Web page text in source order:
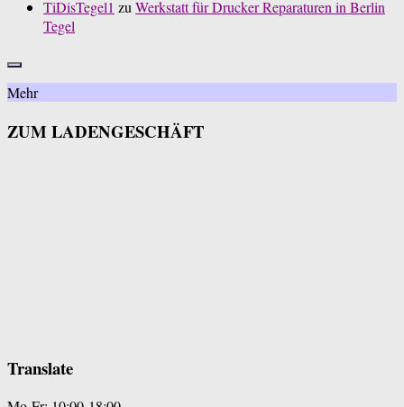
TiDisTegel1 zuWerkstatt für Drucker Reparaturen in Berlin
Tegel
Mehr
ZUM LADENGESCHÄFT
Translate